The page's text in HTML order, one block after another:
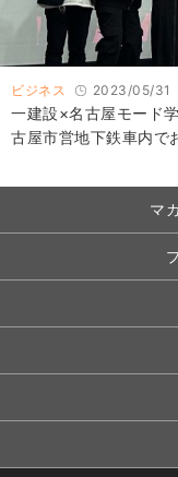
ビジネス 2023/05/31
一建設×名古屋モード
古屋市営地下鉄車内で
マ